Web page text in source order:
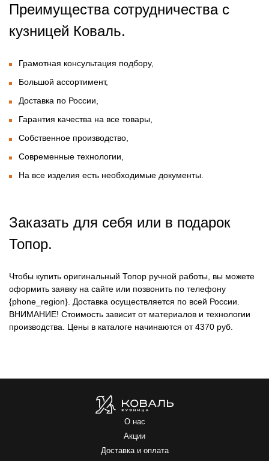
Преимущества сотрудничества с
кузницей Коваль.
Грамотная консультация подбору,
Большой ассортимент,
Доставка по России,
Гарантия качества на все товары,
Собственное производство,
Современные технологии,
На все изделия есть необходимые документы.
Заказать для себя или в подарок
Топор.
Чтобы купить оригинальный Топор ручной работы, вы можете
оформить заявку на сайте или позвонить по телефону
{phone_region}. Доставка осуществляется по всей России.
ВНИМАНИЕ! Стоимость зависит от материалов и технологии
производства. Цены в каталоге начинаются от 4370 руб.
О нас
Акции
Доставка и оплата